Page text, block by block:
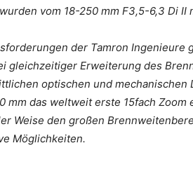
vom 18-250 mm F3,5-6,3 Di II
der Tamron Ingenieure
gleichzeitiger Erweiterung des
optischen und mechanischen
mm das weltweit erste 15fach
Weise den großen
Möglichkeiten.